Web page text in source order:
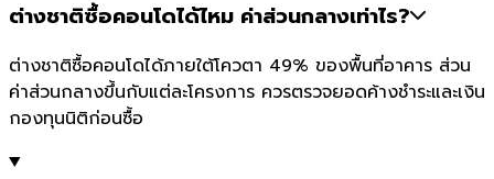
ต่างชาติซื้อคอนโดได้ไหม ค่าส่วนกลางเท่าไร?
ต่างชาติซื้อคอนโดได้ภายใต้โควตา 49% ของพื้นที่อาคาร ส่วน
ค่าส่วนกลางขึ้นกับแต่ละโครงการ ควรตรวจยอดค้างชำระและเงิน
กองทุนนิติก่อนซื้อ